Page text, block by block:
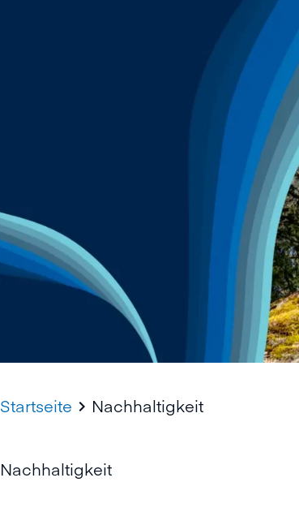
Startseite  Nachhaltigkeit
Nachhaltigkeit